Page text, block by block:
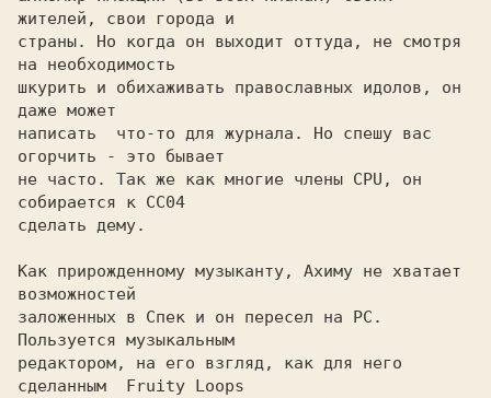
жителей, свои города и
страны. Но когда он выходит оттуда, не смотря
на необходимость
шкурить и обихаживать православных идолов, он
даже может
написать  что-то для журнала. Но спешу вас
огорчить - это бывает
не часто. Так же как многие члены CPU, он
собирается к СС04
сделать дему.
Как прирожденному музыканту, Aхиму не хватает
возможностей
заложенных в Спек и он пересел на PC.
Пользуется музыкальным
редактором, на его взгляд, как для него
сделанным  Fruity Loops